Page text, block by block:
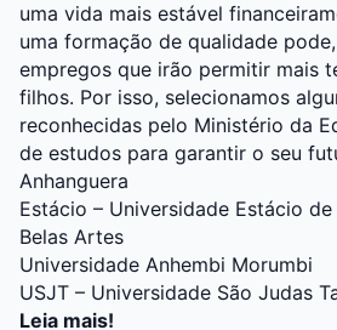
uma vida mais estável
uma formação de qualidade
empregos que irão permitir mais
filhos. Por isso, selecionamos
reconhecidas pelo Ministério da
de estudos para garantir o seu
Anhanguera
Estácio – Universidade Estácio de
Belas Artes
Universidade Anhembi Morumbi
USJT – Universidade São Judas
Leia mais!